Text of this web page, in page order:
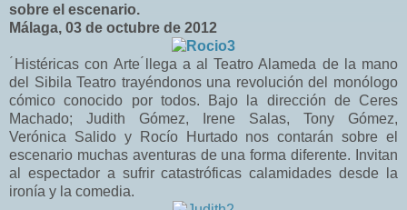
sobre el escenario.
Málaga, 03 de octubre de 2012
́Histéricas con Arte ́llega a al Teatro Alameda de la mano
del Sibila Teatro trayéndonos una revolución del monólogo
cómico conocido por todos. Bajo la dirección de Ceres
Machado; Judith Gómez, Irene Salas, Tony Gómez,
Verónica Salido y Rocío Hurtado nos contarán sobre el
escenario muchas aventuras de una forma diferente. Invitan
al espectador a sufrir catastróficas calamidades desde la
ironía y la comedia.